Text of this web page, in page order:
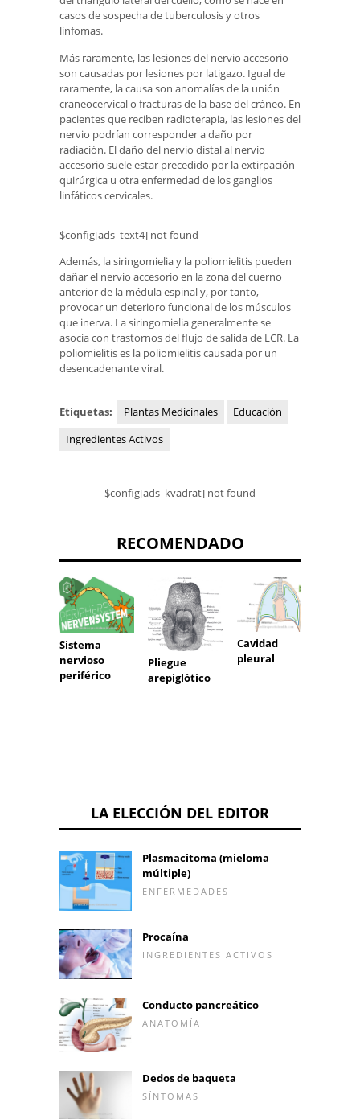
casos de sospecha de tuberculosis y otros
linfomas.
Más raramente, las lesiones del nervio accesorio
son causadas por lesiones por latigazo. Igual de
raramente, la causa son anomalías de la unión
craneocervical o fracturas de la base del cráneo. En
pacientes que reciben radioterapia, las lesiones del
nervio podrían corresponder a daño por
radiación. El daño del nervio distal al nervio
accesorio suele estar precedido por la extirpación
quirúrgica u otra enfermedad de los ganglios
linfáticos cervicales.
$config[ads_text4] not found
Además, la siringomielia y la poliomielitis pueden
dañar el nervio accesorio en la zona del cuerno
anterior de la médula espinal y, por tanto,
provocar un deterioro funcional de los músculos
que inerva. La siringomielia generalmente se
asocia con trastornos del flujo de salida de LCR. La
poliomielitis es la poliomielitis causada por un
desencadenante viral.
Etiquetas: Plantas Medicinales
Educación
Ingredientes Activos
$config[ads_kvadrat] not found
RECOMENDADO
Sistema
nervioso
periférico
Pliegue
arepiglótico
Cavidad
pleural
LA ELECCIÓN DEL EDITOR
Plasmacitoma (mieloma
múltiple)
ENFERMEDADES
Procaína
INGREDIENTES ACTIVOS
Conducto pancreático
ANATOMÍA
Dedos de baqueta
SÍNTOMAS